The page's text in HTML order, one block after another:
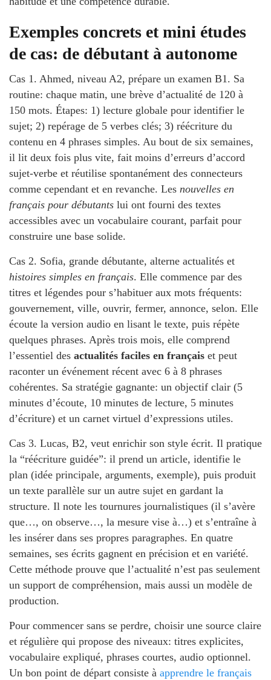
Exemples concrets et mini études
de cas: de débutant à autonome
Cas 1. Ahmed, niveau A2, prépare un examen B1. Sa
routine: chaque matin, une brève d’actualité de 120 à
150 mots. Étapes: 1) lecture globale pour identifier le
sujet; 2) repérage de 5 verbes clés; 3) réécriture du
contenu en 4 phrases simples. Au bout de six semaines,
il lit deux fois plus vite, fait moins d’erreurs d’accord
sujet-verbe et réutilise spontanément des connecteurs
comme cependant et en revanche. Les nouvelles en
français pour débutants lui ont fourni des textes
accessibles avec un vocabulaire courant, parfait pour
construire une base solide.
Cas 2. Sofia, grande débutante, alterne actualités et
histoires simples en français. Elle commence par des
titres et légendes pour s’habituer aux mots fréquents:
gouvernement, ville, ouvrir, fermer, annonce, selon. Elle
écoute la version audio en lisant le texte, puis répète
quelques phrases. Après trois mois, elle comprend
l’essentiel des actualités faciles en français et peut
raconter un événement récent avec 6 à 8 phrases
cohérentes. Sa stratégie gagnante: un objectif clair (5
minutes d’écoute, 10 minutes de lecture, 5 minutes
d’écriture) et un carnet virtuel d’expressions utiles.
Cas 3. Lucas, B2, veut enrichir son style écrit. Il pratique
la “réécriture guidée”: il prend un article, identifie le
plan (idée principale, arguments, exemple), puis produit
un texte parallèle sur un autre sujet en gardant la
structure. Il note les tournures journalistiques (il s’avère
que…, on observe…, la mesure vise à…) et s’entraîne à
les insérer dans ses propres paragraphes. En quatre
semaines, ses écrits gagnent en précision et en variété.
Cette méthode prouve que l’actualité n’est pas seulement
un support de compréhension, mais aussi un modèle de
production.
Pour commencer sans se perdre, choisir une source claire
et régulière qui propose des niveaux: titres explicites,
vocabulaire expliqué, phrases courtes, audio optionnel.
Un bon point de départ consiste à apprendre le français